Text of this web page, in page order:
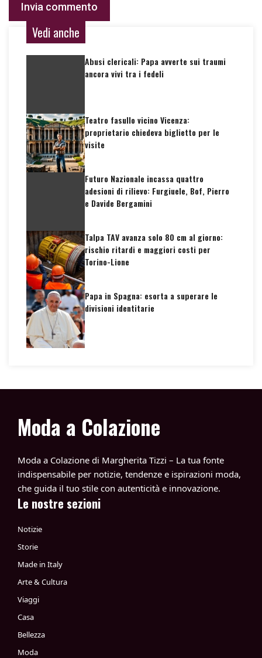
Vedi anche
Abusi clericali: Papa avverte sui traumi
ancora vivi tra i fedeli
Teatro fasullo vicino Vicenza:
proprietario chiedeva biglietto per le
visite
Futuro Nazionale incassa quattro
adesioni di rilievo: Furgiuele, Bof, Pierro
e Davide Bergamini
Talpa TAV avanza solo 80 cm al giorno:
rischio ritardi e maggiori costi per
Torino-Lione
Papa in Spagna: esorta a superare le
divisioni identitarie
Moda a Colazione
Moda a Colazione di Margherita Tizzi – La tua fonte
indispensabile per notizie, tendenze e ispirazioni moda,
che guida il tuo stile con autenticità e innovazione.
Le nostre sezioni
Notizie
Storie
Made in Italy
Arte & Cultura
Viaggi
Casa
Bellezza
Moda